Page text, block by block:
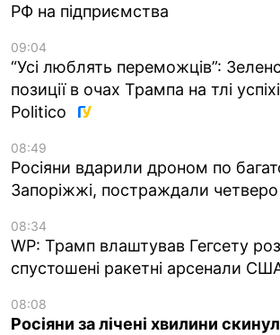
РФ на підприємства
09:04
“Усі люблять переможців”:
позиції в очах Трампа на тлі
Politico
08:49
Росіяни вдарили дроном по
Запоріжжі, постраждали
08:34
WP: Трамп влаштував Гегсету
спустошені ракетні арсенали
08:08
Росіяни за лічені хвилини